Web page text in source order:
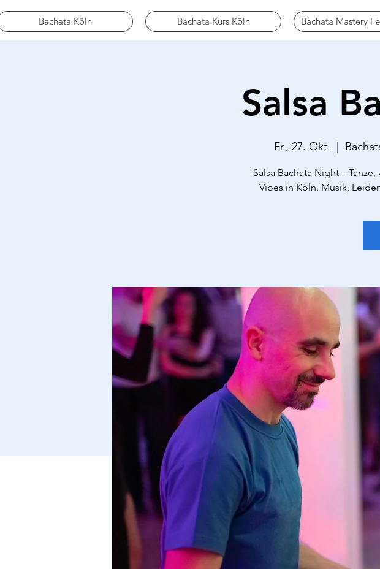
Bachata Köln Bachata Kurs Köln Bachata Mastery
Salsa
Fr., 27. Okt.
  |
Salsa Bachata Night –
Vibes in Köln. Musik,